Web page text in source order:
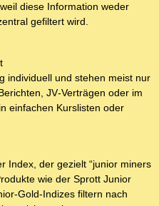
diese Information weder
gefiltert wird.
individuell und stehen meist nur
JV‑Verträgen oder im
einfachen Kurslisten oder
Index, der gezielt “junior miners
wie der Sprott Junior
filtern nach